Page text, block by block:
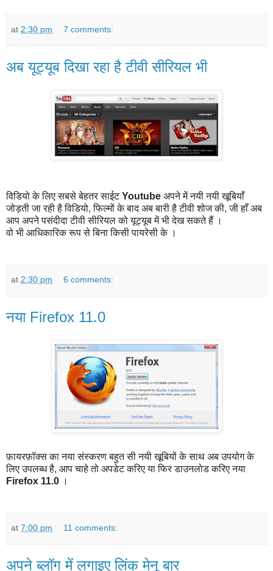
at 2:30 pm 7 comments:
अब यूट्यूब दिखा रहा है टीवी सीरियल भी
विडियो के लिए सबसे बेहतर साईटYoutube अपने में नयी नयी खूबियाँ
जोड़ती जा रही है विडियो, फिल्मों के बाद अब बारी है टीवी शोज की, जी हाँ अब
आप अपने पसंदीदा टीवी सीरियल को यूट्यूब में भी देख सकते हैं ।
वो भी आधिकारिक रूप से बिना किसी पायरेसी के ।
at 2:30 pm 6 comments:
नया Firefox 11.0
फ़ायरफ़ॉक्स का नया संस्करण बहुत सी नयी खूबियों के साथ अब उपयोग के
लिए उपलब्ध है, आप चाहे तो अपडेट करिए या फिर डाउनलोड करिए नया
Firefox 11.0 ।
at 7:00 pm 11 comments:
अपने ब्लॉग में लगाइए लिंक मेनू बार